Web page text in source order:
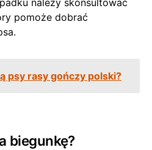
należy skonsultować
pomoże dobrać
psy rasy gończy polski?
biegunkę?